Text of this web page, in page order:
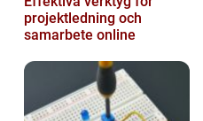
projektledning och
samarbete online